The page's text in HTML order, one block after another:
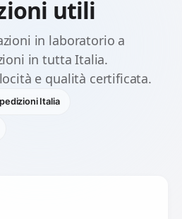
utili
in laboratorio a
in tutta Italia.
e qualità certificata.
Italia